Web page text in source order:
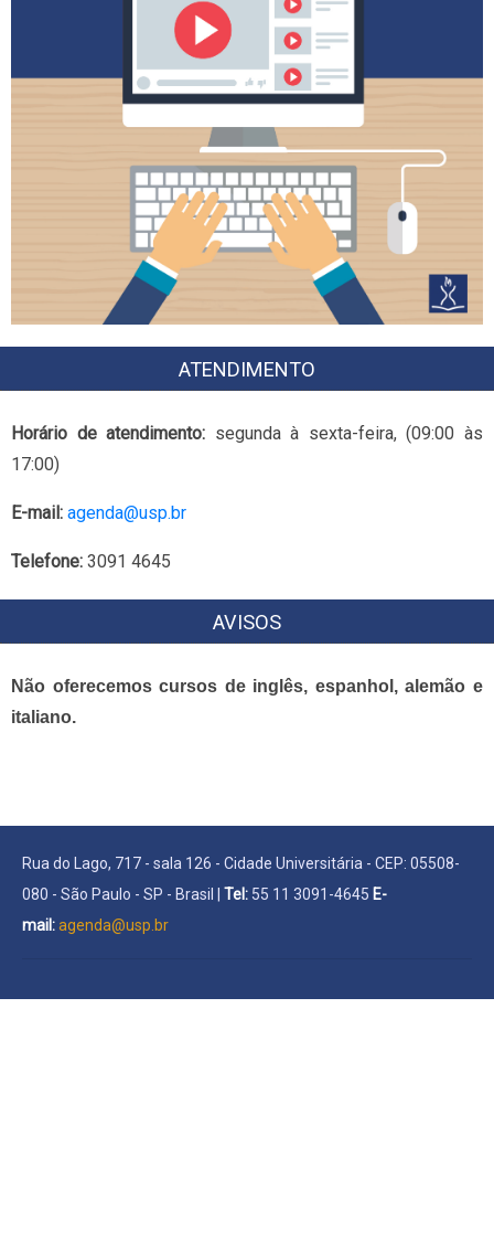
ATENDIMENTO
Horário de atendimento: segunda à sexta-feira, (09:00 às
17:00)
E-mail: agenda@usp.br
Telefone: 3091 4645
AVISOS
Não oferecemos cursos de inglês, espanhol, alemão e
italiano.
Rua do Lago, 717 - sala 126 - Cidade Universitária - CEP: 05508-
080 - São Paulo - SP - Brasil | Tel: 55 11 3091-4645 E-
mail:agenda@usp.br